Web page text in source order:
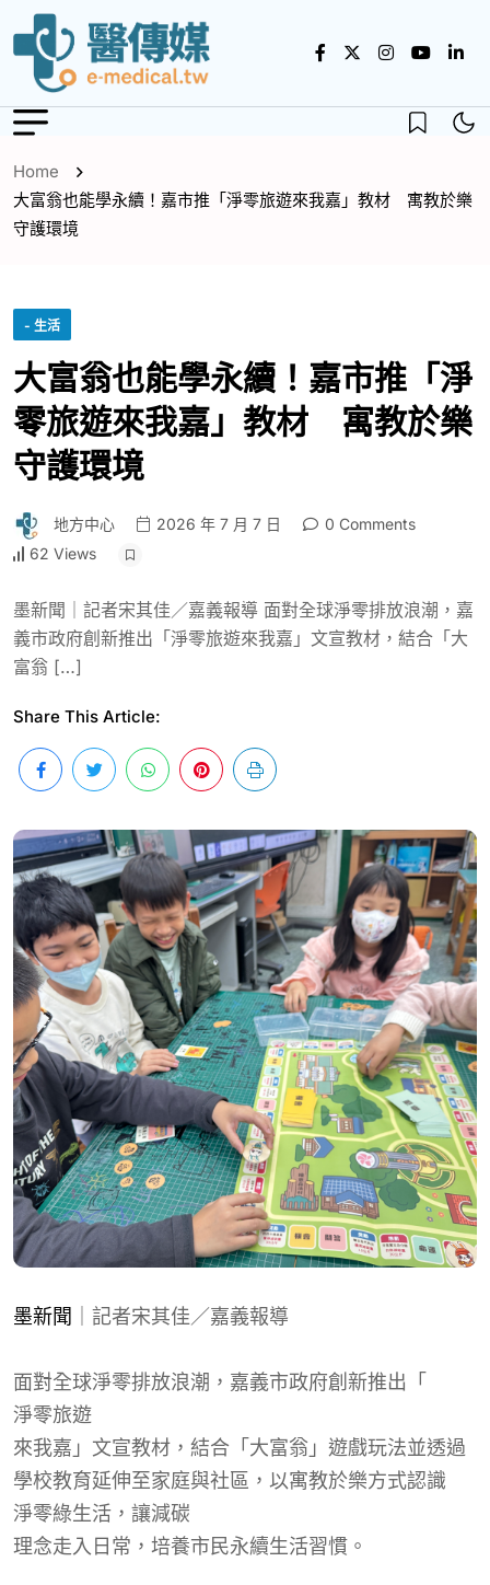
Home
大富翁也能學永續！嘉市推「淨零旅遊來我嘉」教材 寓教於樂
守護環境
- 生活
大富翁也能學永續！嘉市推「淨
零旅遊來我嘉」教材 寓教於樂
守護環境
地方中心 2026 年 7 月 7 日
0 Comments
62 Views
墨新聞｜記者宋其佳／嘉義報導 面對全球淨零排放浪潮，嘉
義市政府創新推出「淨零旅遊來我嘉」文宣教材，結合「大
富翁 […]
Share This Article:
墨新聞 ｜記者宋其佳／嘉義報導
面對全球淨零排放浪潮，嘉義市政府創新推出「
淨零旅遊
來我嘉」文宣教材，結合「大富翁」遊戲玩法並透過
學校教育延伸至家庭與社區，以寓教於樂方式認識
淨零綠生活， 讓減碳
理念走入日常，培養市民永續生活習慣。